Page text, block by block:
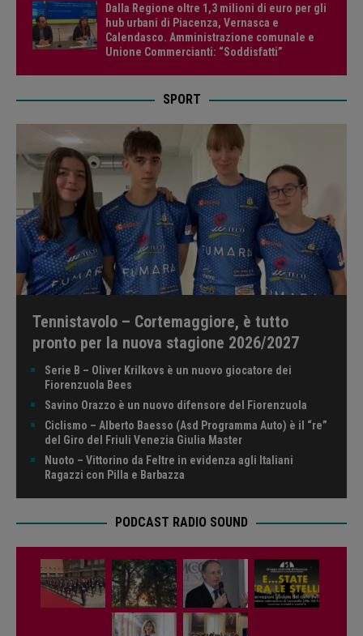
Dalla Regione oltre 1,3 milioni di euro per gli
hub urbani di Piacenza, Vernasca e
Calendasco. Amministrazione comunale e
Unione Commercianti: “Soddisfatti”
SPORT
Tennistavolo – Cortemaggiore, è tutto
pronto per la nuova stagione 2026/2027
Serie B – Oliver Krilkovs è un nuovo giocatore dei
Fiorenzuola Bees
Savino Orazzo è un nuovo difensore del Fiorenzuola
Ciclismo – Alberto Baesso (Asd Programma Auto) è il “re”
del Giro del Friuli Venezia Giulia Master
Nuoto – Vittorino da Feltre in evidenza agli Italiani
Ragazzi con Pilla e Barbazza
PODCAST RADIO SOUND